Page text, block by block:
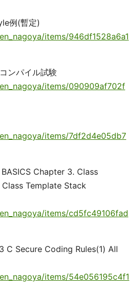
例(暫定)
items/946df1528a6a1
ンパイル試験
items/090909af702f
items/7df2d4e05db7
Chapter 3. Class
Template Stack
items/cd5fc49106fad
C Secure Coding Rules(1) All
items/54e056195c4f1